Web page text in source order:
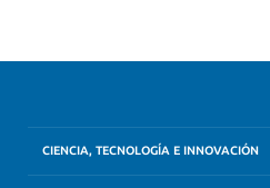
CIENCIA, TECNOLOGÍA E INNOVACIÓN